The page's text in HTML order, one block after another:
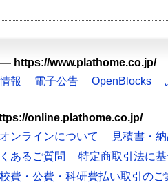
— https://www.plathome.co.jp/
報 電子公告 OpenBlocks
online.plathome.co.jp/
ンラインについて
見積書・
あるご質問
特定商取引法に
校費・公費・科研費払い取引のご